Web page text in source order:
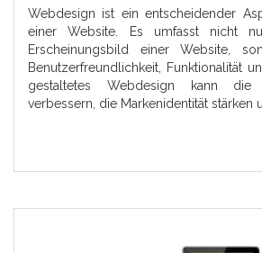
Webdesign ist ein entscheidender
einer Website. Es umfasst nicht
Erscheinungsbild einer Website,
Benutzerfreundlichkeit, Funktionalität
gestaltetes Webdesign kann die
verbessern, die Markenidentität stärken